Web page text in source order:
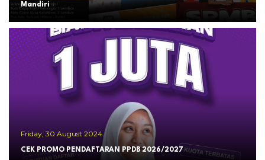
Mandiri
Friday, 30 August 2024
CEK PROMO PENDAFTARAN PPDB 2026/2027